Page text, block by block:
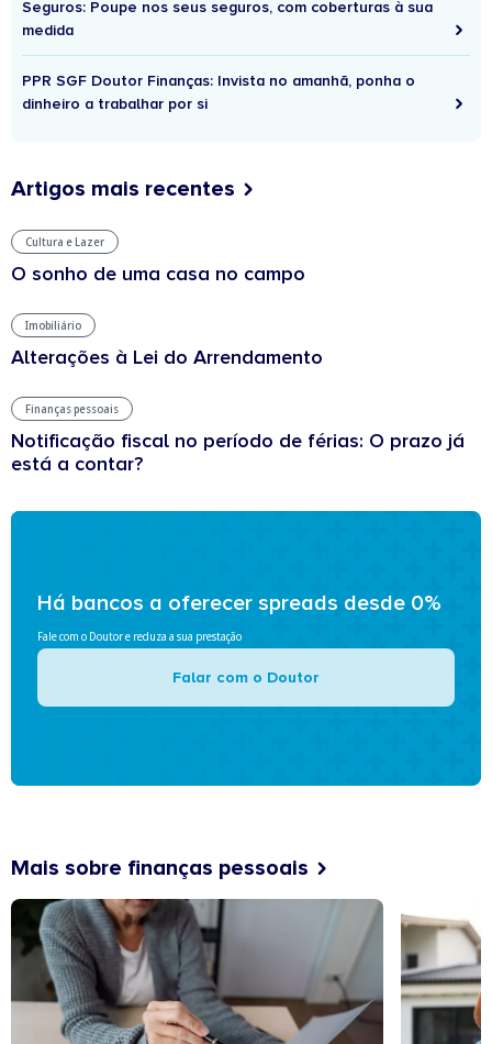
Seguros: Poupe nos seus seguros, com coberturas à sua
medida
PPR SGF Doutor Finanças: Invista no amanhã, ponha o
dinheiro a trabalhar por si
Artigos mais recentes
Cultura e Lazer
O sonho de uma casa no campo
Imobiliário
Alterações à Lei do Arrendamento
Finanças pessoais
Notificação fiscal no período de férias: O prazo já
está a contar?
Há bancos a oferecer spreads desde 0%
Fale com o Doutor e reduza a sua prestação
Falar com o Doutor
Mais sobre finanças pessoais